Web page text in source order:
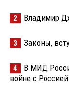
2 Владимир
3 Законы,
4
В МИД
войне с Россией